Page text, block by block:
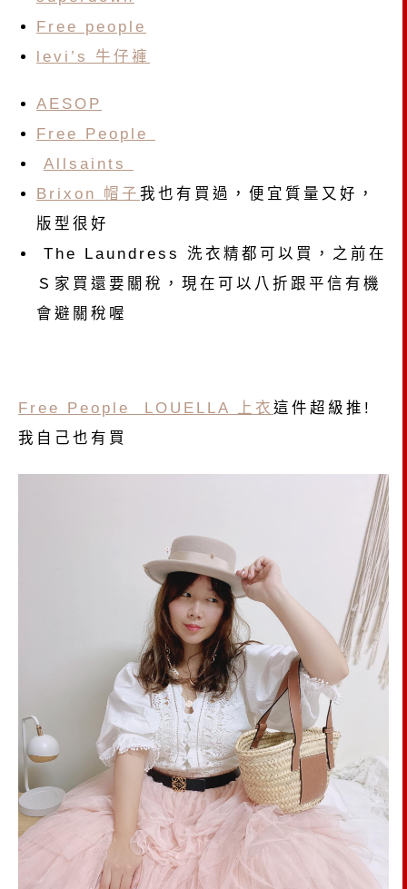
Free people
levi’s 牛仔褲
AESOP
Free People
Allsaints
Brixon 帽子 我也有買過，便宜質量又好，
版型很好
The Laundress 洗衣精都可以買，之前在
Ｓ家買還要關稅，現在可以八折跟平信有機
會避關稅喔
Free People LOUELLA 上衣 這件超級推!
我自己也有買